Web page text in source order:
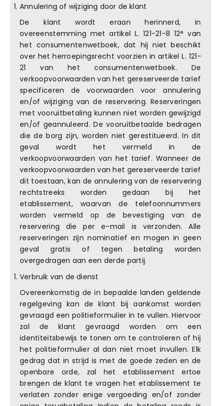
Annulering of wijziging door de klant
De klant wordt eraan herinnerd, in
overeenstemming met artikel L. 121-21-8 12° van
het consumentenwetboek, dat hij niet beschikt
over het herroepingsrecht voorzien in artikel L. 121-
21 van het consumentenwetboek. De
verkoopvoorwaarden van het gereserveerde tarief
specificeren de voorwaarden voor annulering
en/of wijziging van de reservering. Reserveringen
met vooruitbetaling kunnen niet worden gewijzigd
en/of geannuleerd. De vooruitbetaalde bedragen
die de borg zijn, worden niet gerestitueerd. In dit
geval wordt het vermeld in de
verkoopvoorwaarden van het tarief. Wanneer de
verkoopvoorwaarden van het gereserveerde tarief
dit toestaan, kan de annulering van de reservering
rechtstreeks worden gedaan bij het
etablissement, waarvan de telefoonnummers
worden vermeld op de bevestiging van de
reservering die per e-mail is verzonden. Alle
reserveringen zijn nominatief en mogen in geen
geval gratis of tegen betaling worden
overgedragen aan een derde partij.
Verbruik van de dienst
Overeenkomstig de in bepaalde landen geldende
regelgeving kan de klant bij aankomst worden
gevraagd een politieformulier in te vullen. Hiervoor
zal de klant gevraagd worden om een
identiteitsbewijs te tonen om te controleren of hij
het politieformulier al dan niet moet invullen. Elk
gedrag dat in strijd is met de goede zeden en de
openbare orde, zal het etablissement ertoe
brengen de klant te vragen het etablissement te
verlaten zonder enige vergoeding en/of zonder